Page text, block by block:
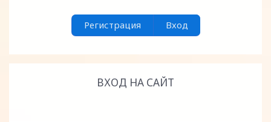
Регистрация Вход
ВХОД НА САЙТ